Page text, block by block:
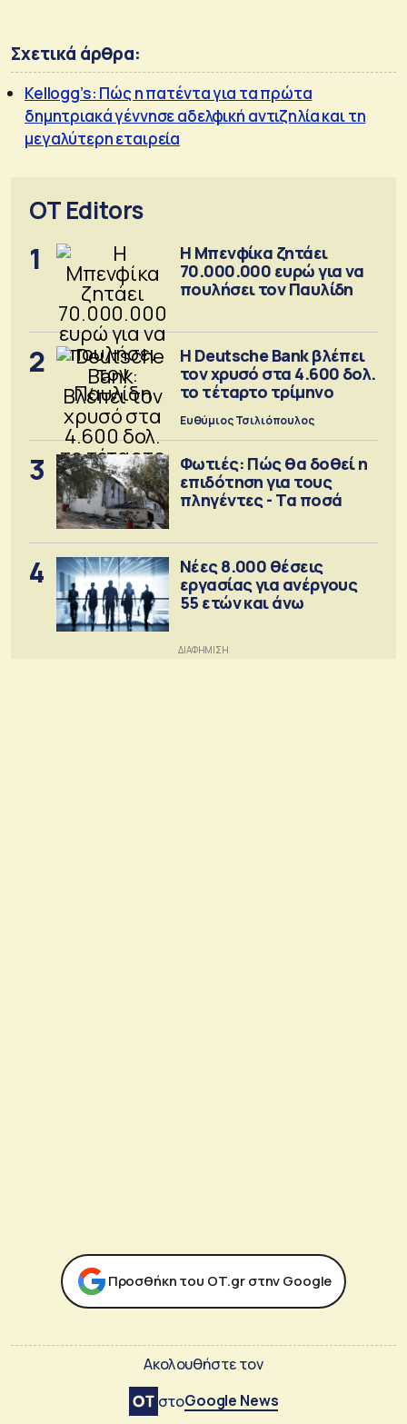
Σχετικά άρθρα:
Kellogg’s: Πώς η πατέντα για τα πρώτα
δημητριακά γέννησε αδελφική αντιζηλία και τη
μεγαλύτερη εταιρεία
OT Editors
1
Η Μπενφίκα ζητάει
70.000.000 ευρώ για να
πουλήσει τον Παυλίδη
2
Η Deutsche Bank βλέπει
τον χρυσό στα 4.600 δολ.
το τέταρτο τρίμηνο
Ευθύμιος Τσιλιόπουλος
3
Φωτιές: Πώς θα δοθεί η
επιδότηση για τους
πληγέντες - Τα ποσά
4
Νέες 8.000 θέσεις
εργασίας για ανέργους
55 ετών και άνω
Προσθήκη του ΟΤ.gr στην Google
Ακολουθήστε τον
στοGoogle News